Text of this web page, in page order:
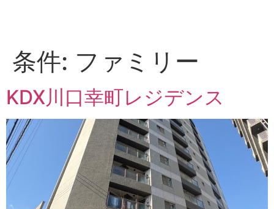
条件: ファミリー
KDX川口幸町レジデンス